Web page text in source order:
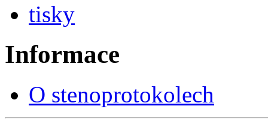
tisky
Informace
O stenoprotokolech